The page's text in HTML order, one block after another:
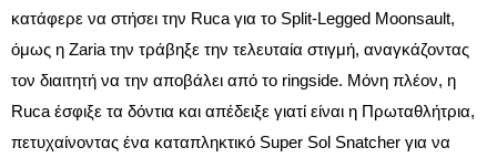
κατάφερε να στήσει την Ruca για το Split-Legged Moonsault,
όμως η Zaria την τράβηξε την τελευταία στιγμή, αναγκάζοντας
τον διαιτητή να την αποβάλει από το ringside. Μόνη πλέον, η
Ruca έσφιξε τα δόντια και απέδειξε γιατί είναι η Πρωταθλήτρια,
πετυχαίνοντας ένα καταπληκτικό Super Sol Snatcher για να